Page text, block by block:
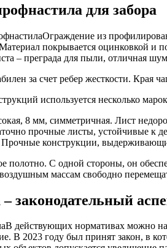
для забора
Ограждение из
покрывается оцинковкой и
– преграда для пыли, отличная
за счет ребер жесткости. Края
используется несколько
8 мм, симметричная. Лист
прочные листы, устойчивые к
конструкции,
полотно. С одной стороны, он
воздушным массам свободно
законодательный
В действующих нормативах можно
В 2023 году был принят закон, в